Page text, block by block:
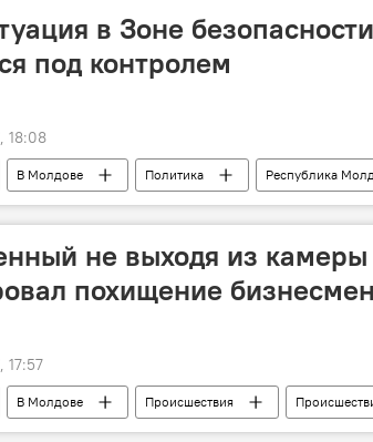
в Зоне безопасности
под контролем
18:08
В Молдове Политика Республика
ОКК
не выходя из камеры
похищение
17:57
В Молдове Происшествия
план полиция